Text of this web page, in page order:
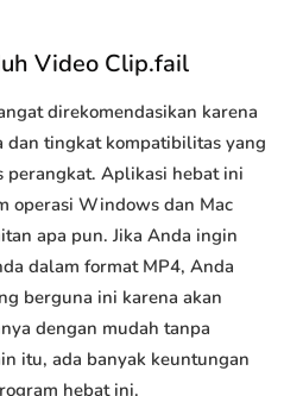
Video Clip.fail
direkomendasikan karena
dan tingkat kompatibilitas yang
Aplikasi hebat ini
operasi Windows dan Mac
apa pun. Jika Anda ingin
dalam format MP4, Anda
berguna ini karena akan
dengan mudah tanpa
itu, ada banyak keuntungan
hebat ini.